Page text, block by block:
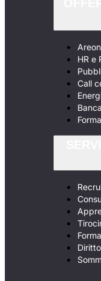
HR e
Call